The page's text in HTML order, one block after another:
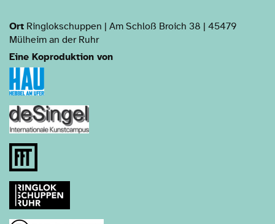
Ort Ringlokschuppen | Am Schloß Broich 38 | 45479
Mülheim an der Ruhr
Eine Koproduktion von